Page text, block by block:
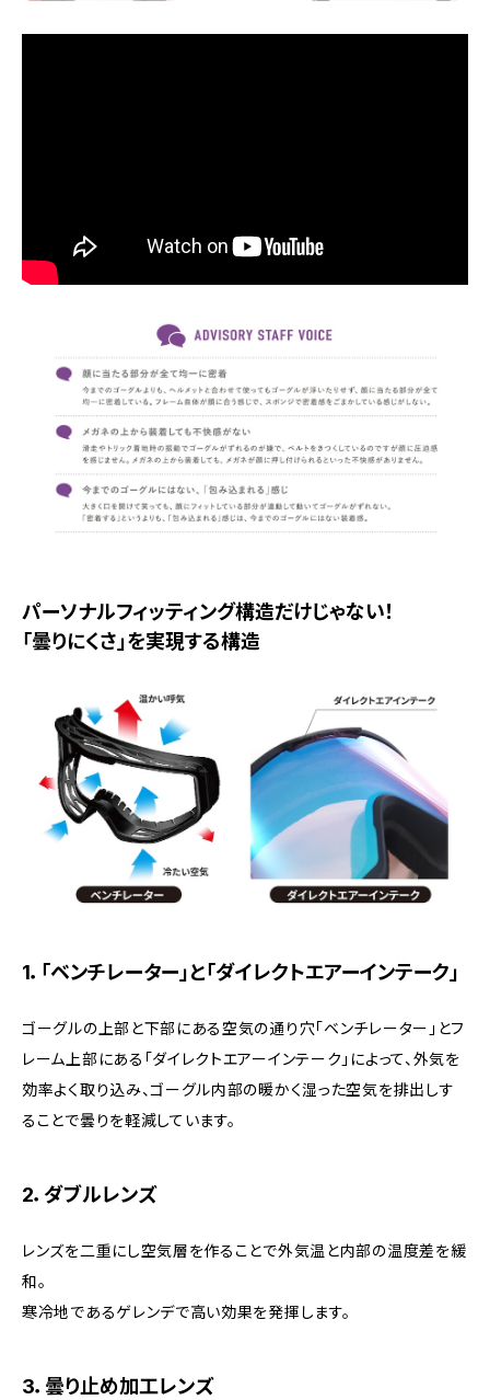
パーソナルフィッティング構造だけじゃない！
「曇りにくさ」を実現する構造
1．「ベンチレーター」と「ダイレクトエアーインテーク」
ゴーグルの上部と下部にある空気の通り穴「ベンチレーター」とフ
レーム上部にある「ダイレクトエアーインテーク」によって、外気を
効率よく取り込み、ゴーグル内部の暖かく湿った空気を排出しす
ることで曇りを軽減しています。
2．ダブルレンズ
レンズを二重にし空気層を作ることで外気温と内部の温度差を緩
和。
寒冷地であるゲレンデで高い効果を発揮します。
3．曇り止め加工レンズ